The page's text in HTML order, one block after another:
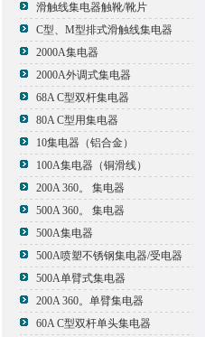
滑触线集电器触靴/靴片
C型、M型排式滑触线集电器
2000A集电器
2000A外调式集电器
68A C型双杆集电器
80A C型用集电器
10集电器（铝合金）
100A集电器（铜滑线）
200A 360。 集电器
500A 360。 集电器
500A集电器
500A喷塑不锈钢集电器/受电器
500A单臂式集电器
200A 360。单臂集电器
60A C型双杆单头集电器